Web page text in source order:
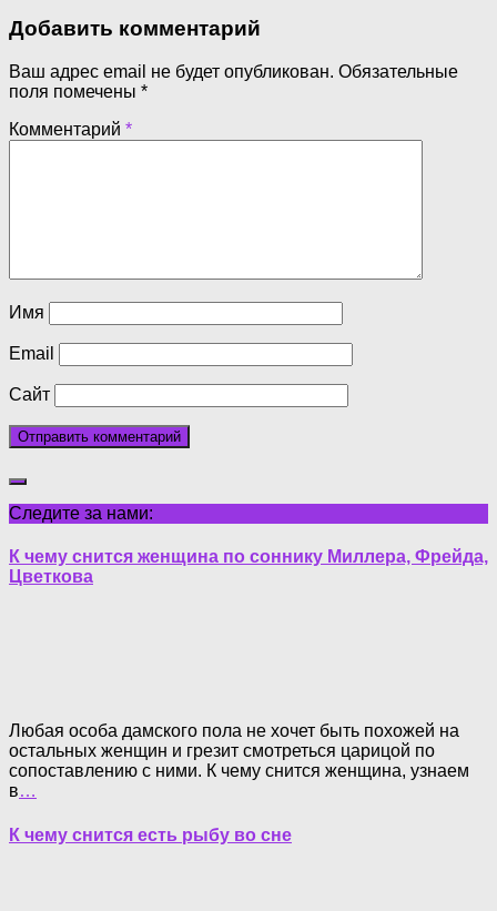
Добавить комментарий
Ваш адрес email не будет опубликован. Обязательные
поля помечены *
Комментарий *
Имя
Email
Сайт
Следите за нами:
К чему снится женщина по соннику Миллера, Фрейда,
Цветкова
Любая особа дамского пола не хочет быть похожей на
остальных женщин и грезит смотреться царицой по
сопоставлению с ними. К чему снится женщина, узнаем
в…
К чему снится есть рыбу во сне